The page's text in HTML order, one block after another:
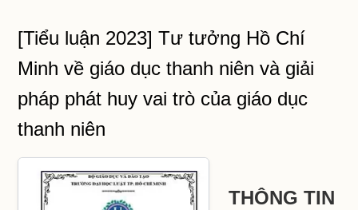
[Tiểu luận 2023] Tư tưởng Hồ Chí
Minh về giáo dục thanh niên và giải
pháp phát huy vai trò của giáo dục
thanh niên
THÔNG TIN